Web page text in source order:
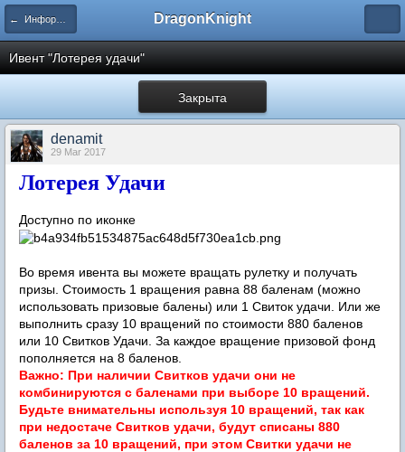
← Информация и гайды по игре DragonKnight
Ивент "Лотерея удачи"
Закрыта
denamit
29 Mar 2017
Лотерея Удачи
Доступно по иконке
Во время ивента вы можете вращать рулетку и получать
призы. Стоимость 1 вращения равна 88 баленам (можно
использовать призовые балены) или 1 Свиток удачи . Или же
выполнить сразу 10 вращений по стоимости 880 баленов
или 10 Свитков Удачи. За каждое вращение призовой фонд
пополняется на 8 баленов.
Важно: При наличии Свитков удачи они не
комбинируются с баленами при выборе 10 вращений.
Будьте внимательны используя 10 вращений, так как
при недостаче Свитков удачи, будут списаны 880
баленов за 10 вращений, при этом Свитки удачи не